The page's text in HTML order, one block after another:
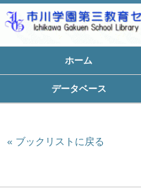
ホーム
データベース
ブックリストに戻る